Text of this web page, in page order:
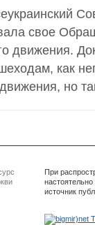
свое
движения.
как
но
При
источник